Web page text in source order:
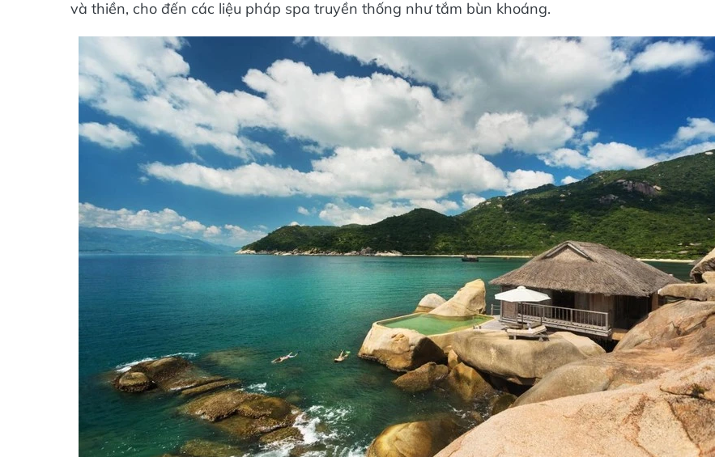
và thiền, cho đến các liệu pháp spa truyền thống như tắm bùn khoáng.